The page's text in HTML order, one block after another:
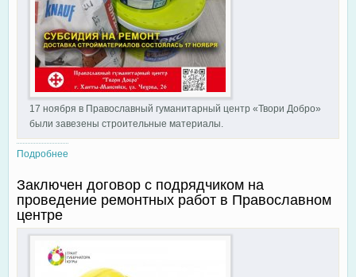
17 ноября в Православный гуманитарный центр «Твори Добро»
были завезены строительные материалы.
Подробнее
Заключен договор с подрядчиком на
проведение ремонтных работ в Православном
центре